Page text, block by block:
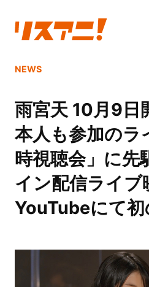
NEWS
雨宮天 10月9日
本人も参加のラ
時視聴会」に先
イン配信ライブ
YouTubeにて初